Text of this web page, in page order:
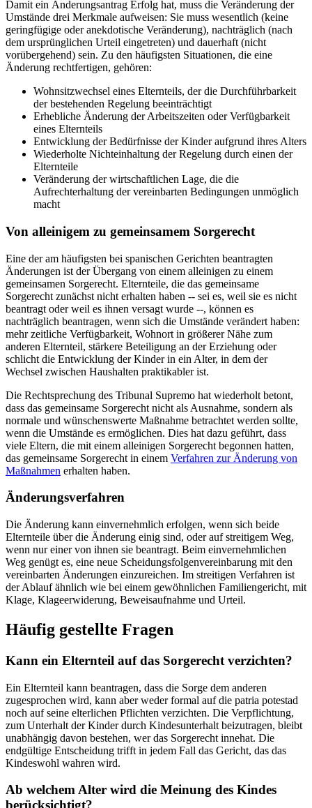
Damit ein Änderungsantrag Erfolg hat, muss die Veränderung der
Umstände drei Merkmale aufweisen: Sie muss wesentlich (keine
geringfügige oder anekdotische Veränderung), nachträglich (nach
dem ursprünglichen Urteil eingetreten) und dauerhaft (nicht
vorübergehend) sein. Zu den häufigsten Situationen, die eine
Änderung rechtfertigen, gehören:
Wohnsitzwechsel eines Elternteils, der die Durchführbarkeit
der bestehenden Regelung beeinträchtigt
Erhebliche Änderung der Arbeitszeiten oder Verfügbarkeit
eines Elternteils
Entwicklung der Bedürfnisse der Kinder aufgrund ihres Alters
Wiederholte Nichteinhaltung der Regelung durch einen der
Elternteile
Veränderung der wirtschaftlichen Lage, die die
Aufrechterhaltung der vereinbarten Bedingungen unmöglich
macht
Von alleinigem zu gemeinsamem Sorgerecht
Eine der am häufigsten bei spanischen Gerichten beantragten
Änderungen ist der Übergang von einem alleinigen zu einem
gemeinsamen Sorgerecht. Elternteile, die das gemeinsame
Sorgerecht zunächst nicht erhalten haben -- sei es, weil sie es nicht
beantragt oder weil es ihnen versagt wurde --, können es
nachträglich beantragen, wenn sich die Umstände verändert haben:
mehr zeitliche Verfügbarkeit, Wohnort in größerer Nähe zum
anderen Elternteil, stärkere Beteiligung an der Erziehung oder
schlicht die Entwicklung der Kinder in ein Alter, in dem der
Wechsel zwischen Haushalten praktikabler ist.
Die Rechtsprechung des Tribunal Supremo hat wiederholt betont,
dass das gemeinsame Sorgerecht nicht als Ausnahme, sondern als
normale und wünschenswerte Maßnahme betrachtet werden sollte,
wenn die Umstände es ermöglichen. Dies hat dazu geführt, dass
viele Eltern, die mit einem alleinigen Sorgerecht begonnen hatten,
das gemeinsame Sorgerecht in einem Verfahren zur Änderung von
Maßnahmen erhalten haben.
Änderungsverfahren
Die Änderung kann einvernehmlich erfolgen, wenn sich beide
Elternteile über die Änderung einig sind, oder auf streitigem Weg,
wenn nur einer von ihnen sie beantragt. Beim einvernehmlichen
Weg genügt es, eine neue Scheidungsfolgenvereinbarung mit den
vereinbarten Änderungen einzureichen. Im streitigen Verfahren ist
der Ablauf ähnlich wie bei einem gewöhnlichen Familiengericht, mit
Klage, Klageerwiderung, Beweisaufnahme und Urteil.
Häufig gestellte Fragen
Kann ein Elternteil auf das Sorgerecht verzichten?
Ein Elternteil kann beantragen, dass die Sorge dem anderen
zugesprochen wird, kann aber weder formal auf die patria potestad
noch auf seine elterlichen Pflichten verzichten. Die Verpflichtung,
zum Unterhalt der Kinder durch Kindesunterhalt beizutragen, bleibt
unabhängig davon bestehen, wer das Sorgerecht innehat. Die
endgültige Entscheidung trifft in jedem Fall das Gericht, das das
Kindeswohl wahren wird.
Ab welchem Alter wird die Meinung des Kindes
berücksichtigt?